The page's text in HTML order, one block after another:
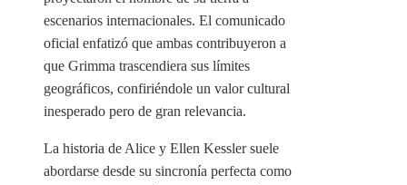
escenarios internacionales. El comunicado
oficial enfatizó que ambas contribuyeron a
que Grimma trascendiera sus límites
geográficos, confiriéndole un valor cultural
inesperado pero de gran relevancia.
La historia de Alice y Ellen Kessler suele
abordarse desde su sincronía perfecta como